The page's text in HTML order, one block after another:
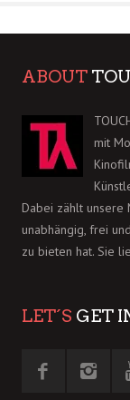
ABOUT
mit
Dabei zählt unsere
unabhängig, frei
zu bieten hat. Sie
LET´S GET